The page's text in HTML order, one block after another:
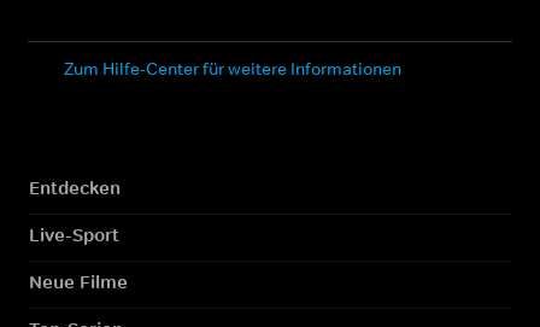
Zum Hilfe-Center für weitere Informationen
Entdecken
Live-Sport
Neue Filme